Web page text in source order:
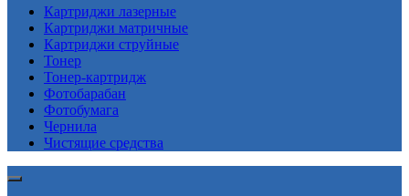
Картриджи лазерные
Картриджи матричные
Картриджи струйные
Тонер
Тонер-картридж
Фотобарабан
Фотобумага
Чернила
Чистящие средства